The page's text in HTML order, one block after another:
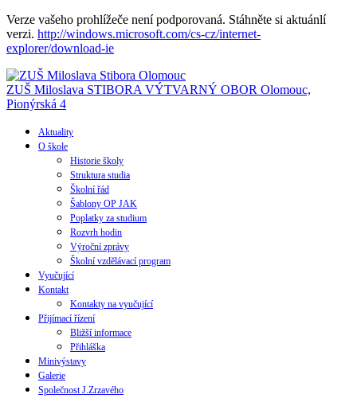
Verze vašeho prohlížeče není podporovaná. Stáhněte si aktuánlí
verzi. http://windows.microsoft.com/cs-cz/internet-
explorer/download-ie
ZUŠ Miloslava STIBORA VÝTVARNÝ OBOR Olomouc,
Pionýrská 4
Aktuality
O škole
Historie školy
Struktura studia
Školní řád
Šablony OP JAK
Poplatky za studium
Rozvrh hodin
Výroční zprávy
Školní vzdělávací program
Vyučující
Kontakt
Kontakty na vyučující
Přijímací řízení
Bližší informace
Přihláška
Minivýstavy
Galerie
Společnost J.Zrzavého